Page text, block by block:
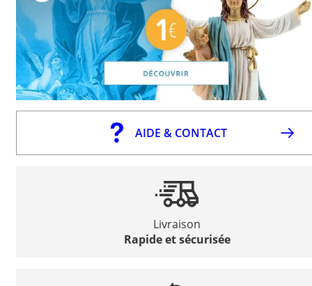
AIDE & CONTACT
Livraison
Rapide et sécurisée